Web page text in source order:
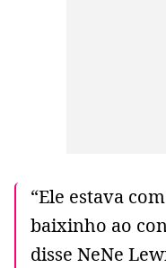
“Ele estava
baixinho ao
disse NeNe